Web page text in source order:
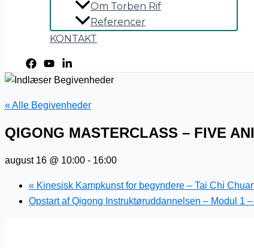
Om Torben Rif
Referencer
KONTAKT
« Alle Begivenheder
QIGONG MASTERCLASS – FIVE
august 16 @ 10:00 - 16:00
« Kinesisk Kampkunst for begyndere – Tai Chi
Opstart af Qigong Instruktøruddannelsen – Modul 1